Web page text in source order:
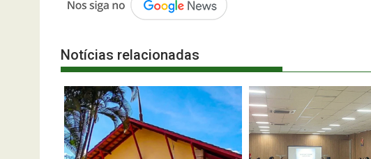
Notícias relacionadas